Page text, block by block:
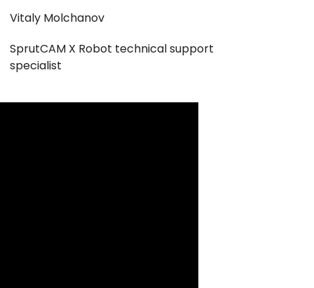
Vitaly Molchanov
SprutCAM X Robot technical support
specialist